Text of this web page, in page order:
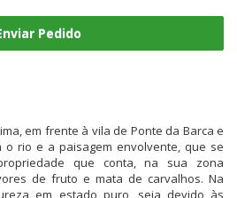
Pedido
em frente à vila de Ponte da Barca e
o rio e a paisagem envolvente, que se
que conta, na sua zona
de fruto e mata de carvalhos. Na
em estado puro, seja devido às